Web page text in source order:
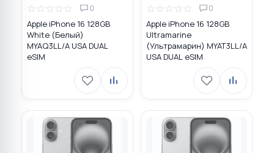
☆☆☆☆☆ 0
Apple iPhone 16 128GB
White (Белый)
MYAQ3LL/A USA DUAL
eSIM
☆☆☆☆☆ 0
Apple iPhone 16 128GB
Ultramarine
(Ультрамарин) MYAT3LL/A
USA DUAL eSIM